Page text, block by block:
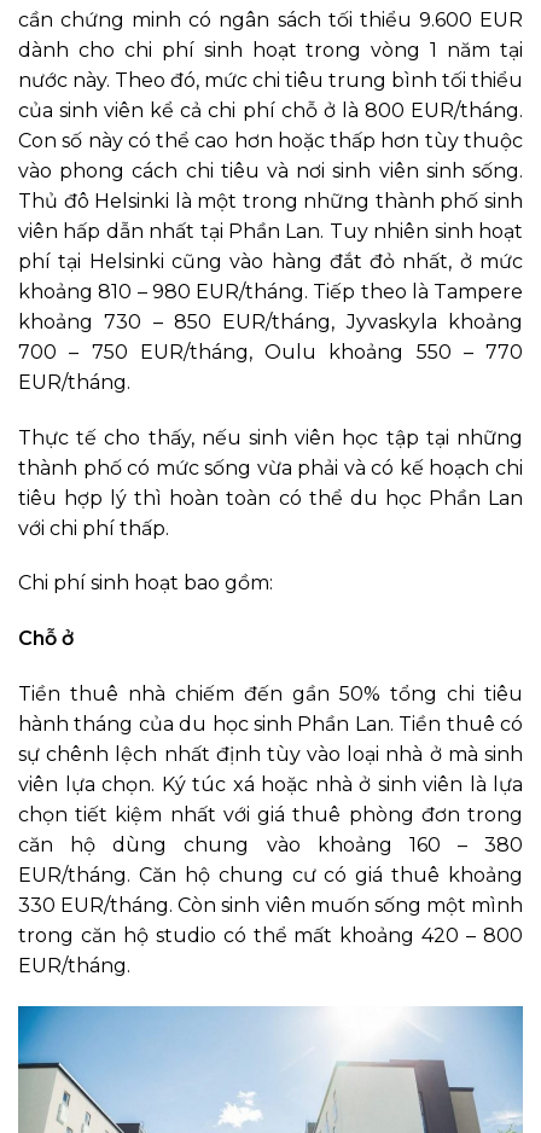
cần chứng minh có ngân sách tối thiểu 9.600 EUR
dành cho chi phí sinh hoạt trong vòng 1 năm tại
nước này. Theo đó, mức chi tiêu trung bình tối thiểu
của sinh viên kể cả chi phí chỗ ở là 800 EUR/tháng.
Con số này có thể cao hơn hoặc thấp hơn tùy thuộc
vào phong cách chi tiêu và nơi sinh viên sinh sống.
Thủ đô Helsinki là một trong những thành phố sinh
viên hấp dẫn nhất tại Phần Lan. Tuy nhiên sinh hoạt
phí tại Helsinki cũng vào hàng đắt đỏ nhất, ở mức
khoảng 810 – 980 EUR/tháng. Tiếp theo là Tampere
khoảng 730 – 850 EUR/tháng, Jyvaskyla khoảng
700 – 750 EUR/tháng, Oulu khoảng 550 – 770
EUR/tháng.
Thực tế cho thấy, nếu sinh viên học tập tại những
thành phố có mức sống vừa phải và có kế hoạch chi
tiêu hợp lý thì hoàn toàn có thể du học Phần Lan
với chi phí thấp.
Chi phí sinh hoạt bao gồm:
Chỗ ở
Tiền thuê nhà chiếm đến gần 50% tổng chi tiêu
hành tháng của du học sinh Phần Lan. Tiền thuê có
sự chênh lệch nhất định tùy vào loại nhà ở mà sinh
viên lựa chọn. Ký túc xá hoặc nhà ở sinh viên là lựa
chọn tiết kiệm nhất với giá thuê phòng đơn trong
căn hộ dùng chung vào khoảng 160 – 380
EUR/tháng. Căn hộ chung cư có giá thuê khoảng
330 EUR/tháng. Còn sinh viên muốn sống một mình
trong căn hộ studio có thể mất khoảng 420 – 800
EUR/tháng.